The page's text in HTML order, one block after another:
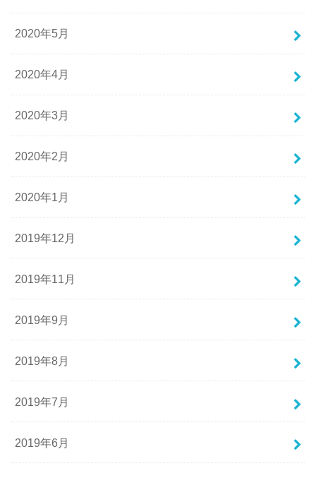
2020年5月
2020年4月
2020年3月
2020年2月
2020年1月
2019年12月
2019年11月
2019年9月
2019年8月
2019年7月
2019年6月